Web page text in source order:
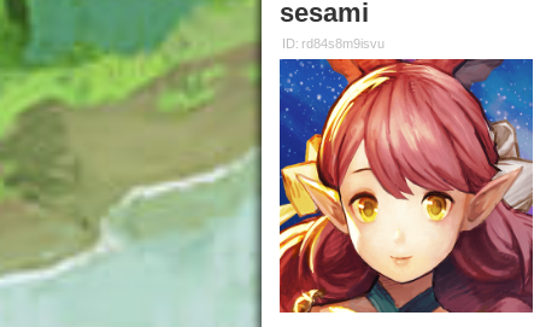
sesami
ID: rd84s8m9isvu